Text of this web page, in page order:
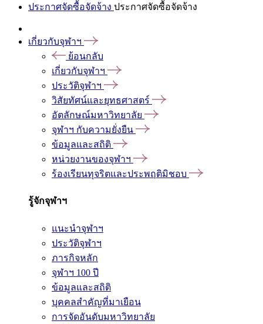
ประกาศจัดซื้อจัดจ้าง ประกาศจัดซื้อจัดจ้าง
เกี่ยวกับจุฬาฯ
ย้อนกลับ
เกี่ยวกับจุฬาฯ
ประวัติจุฬาฯ
วิสัยทัศน์และยุทธศาสตร์
อัตลักษณ์มหาวิทยาลัย
จุฬาฯ กับความยั่งยืน
ข้อมูลและสถิติ
หน่วยงานของจุฬาฯ
ร้องเรียนทุจริตและประพฤติมิชอบ
รู้จักจุฬาฯ
แนะนำจุฬาฯ
ประวัติจุฬาฯ
ภารกิจหลัก
จุฬาฯ 100 ปี
ข้อมูลและสถิติ
บุคคลสำคัญที่มาเยือน
การจัดอันดับมหาวิทยาลัย